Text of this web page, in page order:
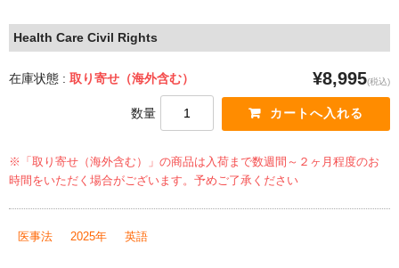
Health Care Civil Rights
在庫状態 : 取り寄せ（海外含む） ¥8,995(税込)
数量
※「取り寄せ（海外含む）」の商品は入荷まで数週間～２ヶ月程度のお
時間をいただく場合がございます。予めご了承ください
医事法 2025年 英語